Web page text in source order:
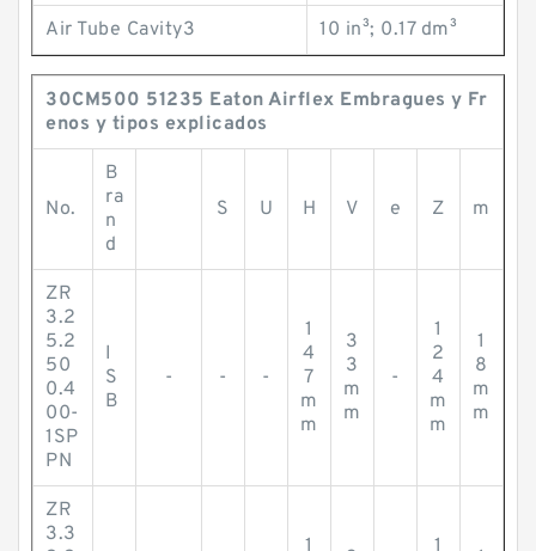
Air Tube Cavity3 10 in³; 0.17 dm³
30CM500 51235 Eaton Airflex Embragues y Fr
enos y tipos explicados
No.
B
ra
n
d
S U H V e Z m
ZR
3.2
5.2
50
0.4
00-
1SP
PN
I
S
B
- - -
1
4
7
m
m
3
3
m
m
-
1
2
4
m
m
1
8
m
m
ZR
3.3
1
1